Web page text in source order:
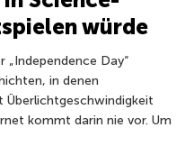
würde
„Independence Day“
in denen
Überlichtgeschwindigkeit
kommt darin nie vor. Um